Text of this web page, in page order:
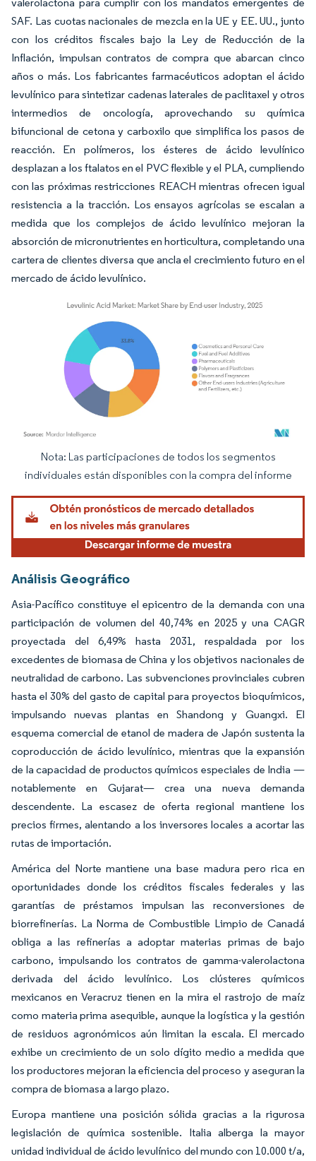
SAF. Las cuotas nacionales de mezcla en la UE y EE. UU., junto
con los créditos fiscales bajo la Ley de Reducción de la
Inflación, impulsan contratos de compra que abarcan cinco
años o más. Los fabricantes farmacéuticos adoptan el ácido
levulínico para sintetizar cadenas laterales de paclitaxel y otros
intermedios de oncología, aprovechando su química
bifuncional de cetona y carboxilo que simplifica los pasos de
reacción. En polímeros, los ésteres de ácido levulínico
desplazan a los ftalatos en el PVC flexible y el PLA, cumpliendo
con las próximas restricciones REACH mientras ofrecen igual
resistencia a la tracción. Los ensayos agrícolas se escalan a
medida que los complejos de ácido levulínico mejoran la
absorción de micronutrientes en horticultura, completando una
cartera de clientes diversa que ancla el crecimiento futuro en el
mercado de ácido levulínico.
Imagen © Mordor Intelligence. El uso requiere atribución según CC BY 4.0.
Nota: Las participaciones de todos los segmentos
individuales están disponibles con la compra del informe
Análisis Geográfico
Asia-Pacífico constituye el epicentro de la demanda con una
participación de volumen del 40,74% en 2025 y una CAGR
proyectada del 6,49% hasta 2031, respaldada por los
excedentes de biomasa de China y los objetivos nacionales de
neutralidad de carbono. Las subvenciones provinciales cubren
hasta el 30% del gasto de capital para proyectos bioquímicos,
impulsando nuevas plantas en Shandong y Guangxi. El
esquema comercial de etanol de madera de Japón sustenta la
coproducción de ácido levulínico, mientras que la expansión
de la capacidad de productos químicos especiales de India —
notablemente en Gujarat— crea una nueva demanda
descendente. La escasez de oferta regional mantiene los
precios firmes, alentando a los inversores locales a acortar las
rutas de importación.
América del Norte mantiene una base madura pero rica en
oportunidades donde los créditos fiscales federales y las
garantías de préstamos impulsan las reconversiones de
biorrefinerías. La Norma de Combustible Limpio de Canadá
obliga a las refinerías a adoptar materias primas de bajo
carbono, impulsando los contratos de gamma-valerolactona
derivada del ácido levulínico. Los clústeres químicos
mexicanos en Veracruz tienen en la mira el rastrojo de maíz
como materia prima asequible, aunque la logística y la gestión
de residuos agronómicos aún limitan la escala. El mercado
exhibe un crecimiento de un solo dígito medio a medida que
los productores mejoran la eficiencia del proceso y aseguran la
compra de biomasa a largo plazo.
Europa mantiene una posición sólida gracias a la rigurosa
legislación de química sostenible. Italia alberga la mayor
unidad individual de ácido levulínico del mundo con 10.000 t/a,